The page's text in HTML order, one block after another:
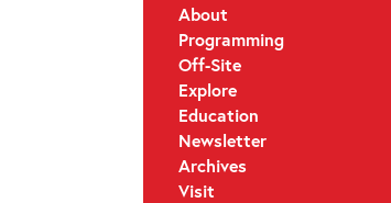
About
Programming
Off-Site
Explore
Education
Newsletter
Archives
Visit